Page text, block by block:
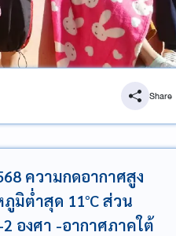
Share
ความกดอากาศสูง
มิต่ำสุด 11°C ส่วน
องศา -อากาศภาคใต้